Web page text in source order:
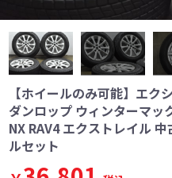
【ホイールのみ可能】エ
ダンロップ ウィンターマッ
NX RAV4 エクストレイル
ルセット